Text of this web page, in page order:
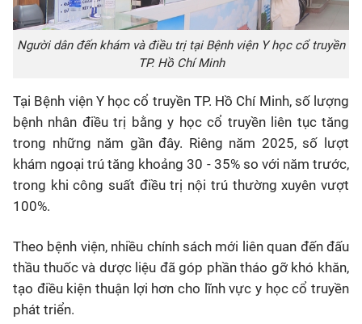
Người dân đến khám và điều trị tại Bệnh viện Y học cổ truyền
TP. Hồ Chí Minh
Tại Bệnh viện Y học cổ truyền TP. Hồ Chí Minh, số lượng
bệnh nhân điều trị bằng y học cổ truyền liên tục tăng
trong những năm gần đây. Riêng năm 2025, số lượt
khám ngoại trú tăng khoảng 30 - 35% so với năm trước,
trong khi công suất điều trị nội trú thường xuyên vượt
100%.
Theo bệnh viện, nhiều chính sách mới liên quan đến đấu
thầu thuốc và dược liệu đã góp phần tháo gỡ khó khăn,
tạo điều kiện thuận lợi hơn cho lĩnh vực y học cổ truyền
phát triển.